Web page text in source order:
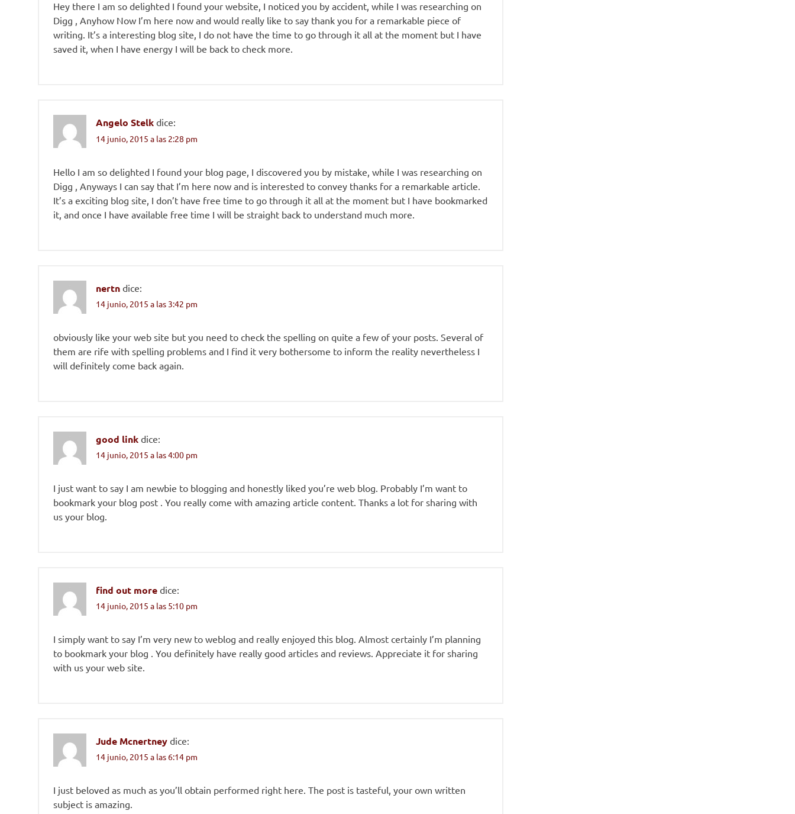
Hey there I am so delighted I found your website, I noticed you by accident, while I was researching on
Digg , Anyhow Now I’m here now and would really like to say thank you for a remarkable piece of
writing. It’s a interesting blog site, I do not have the time to go through it all at the moment but I have
saved it, when I have energy I will be back to check more.
Angelo Stelk dice:
14 junio, 2015 a las 2:28 pm
Hello I am so delighted I found your blog page, I discovered you by mistake, while I was researching on
Digg , Anyways I can say that I’m here now and is interested to convey thanks for a remarkable article.
It’s a exciting blog site, I don’t have free time to go through it all at the moment but I have bookmarked
it, and once I have available free time I will be straight back to understand much more.
nertn dice:
14 junio, 2015 a las 3:42 pm
obviously like your web site but you need to check the spelling on quite a few of your posts. Several of
them are rife with spelling problems and I find it very bothersome to inform the reality nevertheless I
will definitely come back again.
good link dice:
14 junio, 2015 a las 4:00 pm
I just want to say I am newbie to blogging and honestly liked you’re web blog. Probably I’m want to
bookmark your blog post . You really come with amazing article content. Thanks a lot for sharing with
us your blog.
find out more dice:
14 junio, 2015 a las 5:10 pm
I simply want to say I’m very new to weblog and really enjoyed this blog. Almost certainly I’m planning
to bookmark your blog . You definitely have really good articles and reviews. Appreciate it for sharing
with us your web site.
Jude Mcnertney dice:
14 junio, 2015 a las 6:14 pm
I just beloved as much as you’ll obtain performed right here. The post is tasteful, your own written
subject is amazing.